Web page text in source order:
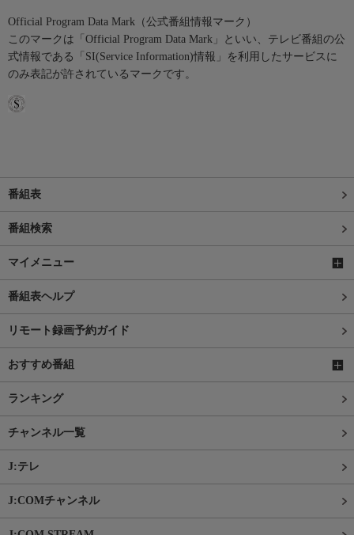
Official Program Data Mark（公式番組情報マーク）
このマークは「Official Program Data Mark」といい、テレビ番組の公
式情報である「SI(Service Information)情報」を利用したサービスに
のみ表記が許されているマークです。
番組表
番組検索
マイメニュー
番組表ヘルプ
リモート録画予約ガイド
おすすめ番組
ランキング
チャンネル一覧
J:テレ
J:COMチャンネル